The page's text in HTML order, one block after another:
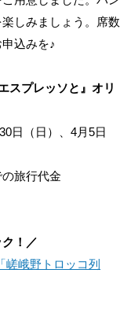
しみましょう。席数
込みを♪
スプレッソと』オリ
日（日）、4月5日
旅行代金
！／
峨野トロッコ列